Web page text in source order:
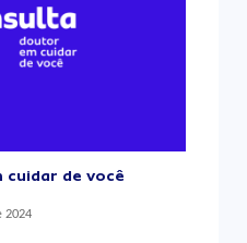
de você
2024